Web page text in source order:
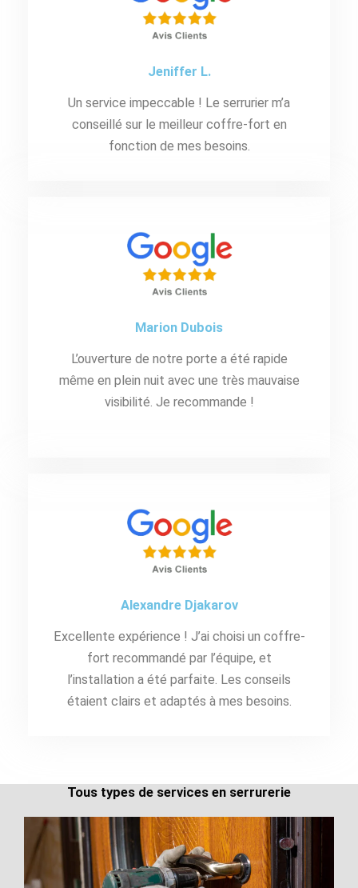
Jeniffer L.
Un service impeccable ! Le serrurier m’a
conseillé sur le meilleur coffre-fort en
fonction de mes besoins.
Marion Dubois
L’ouverture de notre porte a été rapide
même en plein nuit avec une très mauvaise
visibilité. Je recommande !
Alexandre Djakarov
Excellente expérience ! J’ai choisi un coffre-
fort recommandé par l’équipe, et
l’installation a été parfaite. Les conseils
étaient clairs et adaptés à mes besoins.
Tous types de services en serrurerie